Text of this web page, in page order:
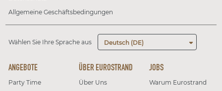
Allgemeine Geschäftsbedingungen
Wählen Sie Ihre Sprache aus Deutsch (DE)
ANGEBOTE
Party Time
ÜBER EUROSTRAND
Über Uns
JOBS
Warum Eurostrand